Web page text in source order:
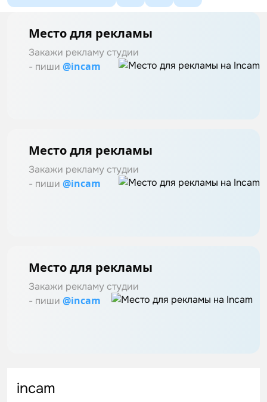
Место для рекламы
Закажи рекламу студии
- пиши @incam
Место для рекламы
Закажи рекламу студии
- пиши @incam
Место для рекламы
Закажи рекламу студии
- пиши @incam
incam